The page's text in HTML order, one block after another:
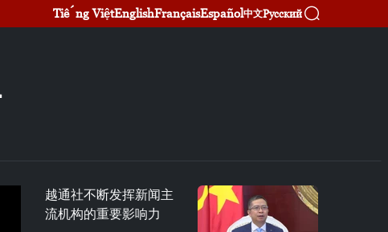
Tiếng ViệtEnglishFrançaisEspañol中文Русский
越通社不断发挥新闻主
流机构的重要影响力